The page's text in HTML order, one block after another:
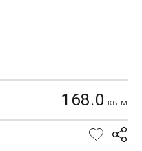
168.0 кв.м